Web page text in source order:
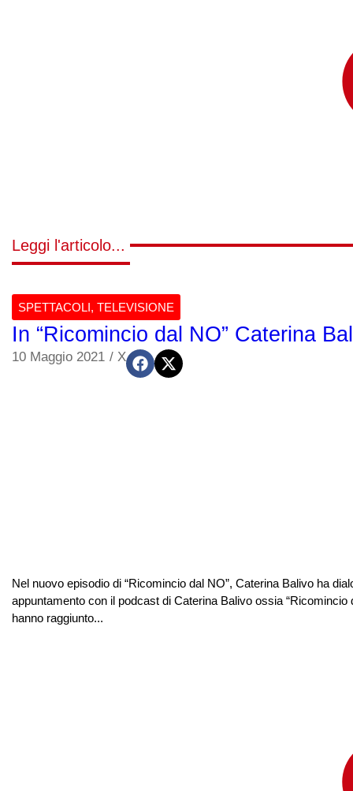
Leggi l'articolo...
SPETTACOLI, TELEVISIONE
In “Ricomincio dal NO” Caterina
10 Maggio 2021 / X
Nel nuovo episodio di “Ricomincio dal NO”, Caterina Balivo ha
appuntamento con il podcast di Caterina Balivo ossia
hanno raggiunto...